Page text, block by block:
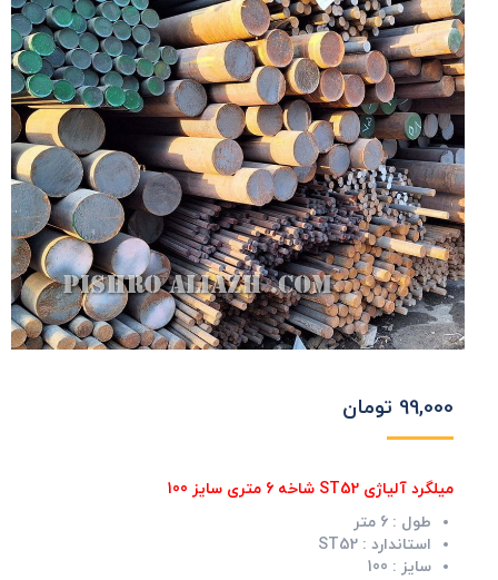
99,000 تومان
میلگرد آلیاژی ST52 شاخه 6 متری سایز 100
طول : 6 متر
استاندارد : ST52
سایز : 100